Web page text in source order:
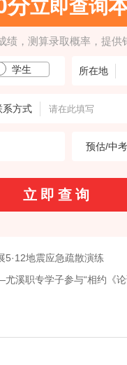
分立即查询
绩，测算录取概率，提供
学生 所在地
系方式
预估/中
地震应急疏散演练
溪职专学子参与“相约《